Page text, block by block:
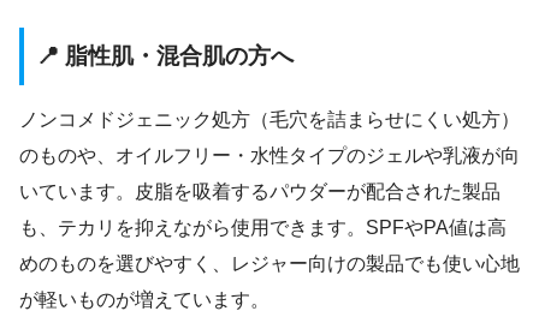
📍 脂性肌・混合肌の方へ
ノンコメドジェニック処方（毛穴を詰まらせにくい処方）
のものや、オイルフリー・水性タイプのジェルや乳液が向
いています。皮脂を吸着するパウダーが配合された製品
も、テカリを抑えながら使用できます。SPFやPA値は高
めのものを選びやすく、レジャー向けの製品でも使い心地
が軽いものが増えています。